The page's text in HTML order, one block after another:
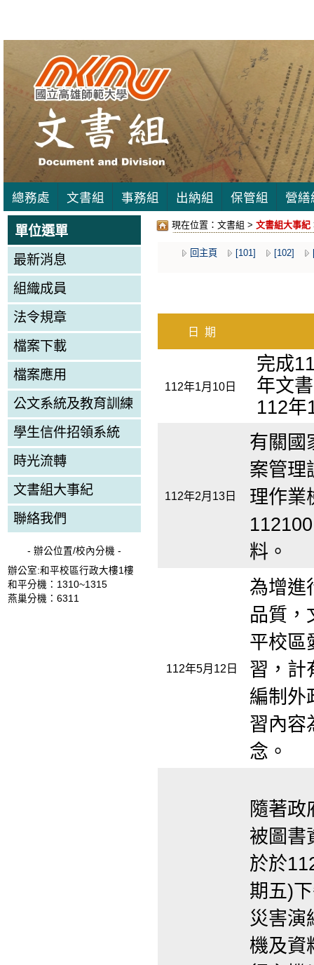
總務處 文書組 事務組 出納組 保管組 營繕
單位選單
最新消息
組織成員
法令規章
檔案下載
檔案應用
公文系統及教育訓練
學生信件招領系統
時光流轉
文書組大事紀
聯絡我們
- 辦公位置/校內分機 -
辦公室:和平校區行政大樓1樓
和平分機：1310~1315
燕巢分機：6311
現在位置： 文書組 > 文書組大事紀
回主頁 [101] [102]
日 期
112年1月10日
完成
年文
112年
112年2月13日
有關國
案管理
理作業
料。
112年5月12日
為增進
品質，
平校區
習，計
編制外
習內容
念。
隨著政
被圖書
於於
期五)
災害演
機及資